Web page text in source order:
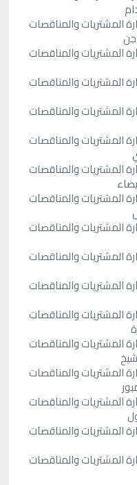
المشتريات والمناقصات
المشتريات والمناقصات
المشتريات والمناقصات
المشتريات والمناقصات
المشتريات والمناقصات
المشتريات والمناقصات
المشتريات والمناقصات
المشتريات والمناقصات
المشتريات والمناقصات
المشتريات والمناقصات
المشتريات والمناقصات
المشتريات والمناقصات
المشتريات والمناقصات
المشتريات والمناقصات
المشتريات والمناقصات
المشتريات والمناقصات